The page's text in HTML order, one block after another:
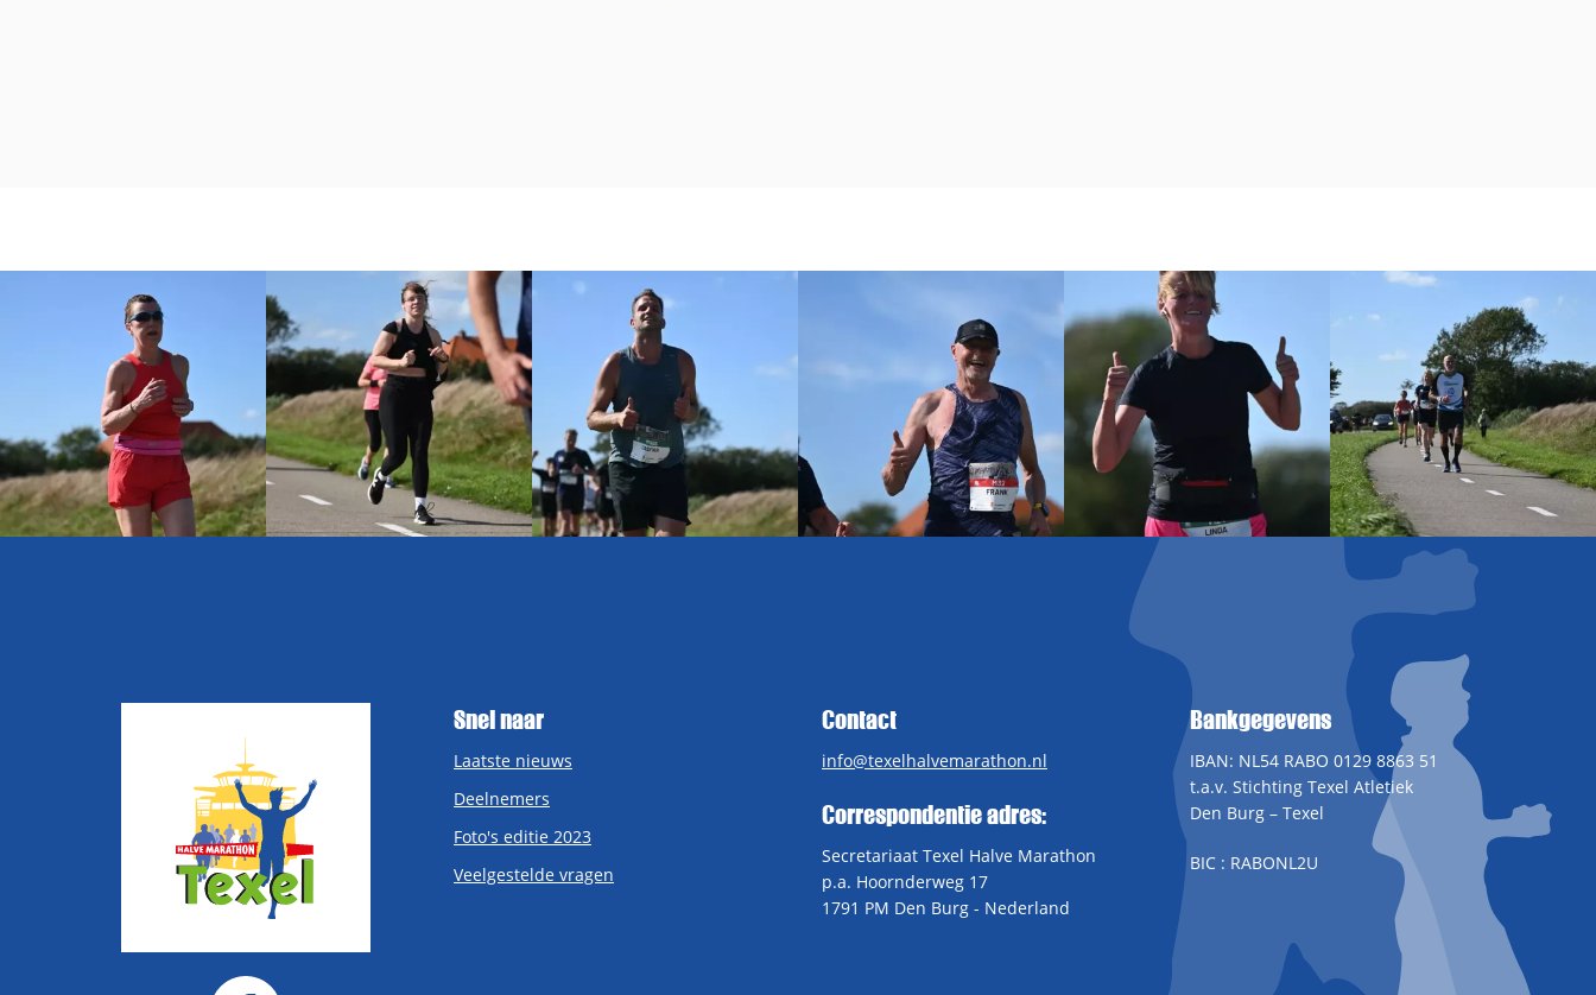
Snel naar
Laatste nieuws
Deelnemers
Foto's editie 2023
Veelgestelde vragen
Contact
info@texelhalvemarathon.nl
Correspondentie adres:
Secretariaat Texel Halve Marathon
p.a. Hoornderweg 17
1791 PM Den Burg - Nederland
Bankgegevens
IBAN: NL54 RABO 0129 8863 51
t.a.v. Stichting Texel Atletiek
Den Burg – Texel
BIC : RABONL2U